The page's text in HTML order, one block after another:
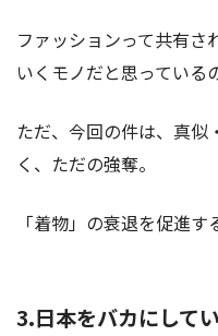
ファッションって共有さ
いくモノだと思っている
ただ、今回の件は、真似
く、ただの強奪。
「着物」の衰退を促進す
3.日本をバカにして